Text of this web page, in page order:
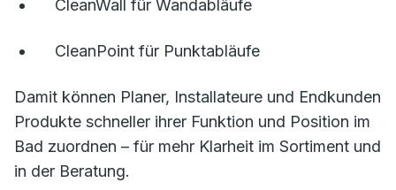
CleanWall für Wandabläufe
CleanPoint für Punktabläufe
Damit können Planer, Installateure und Endkunden
Produkte schneller ihrer Funktion und Position im
Bad zuordnen – für mehr Klarheit im Sortiment und
in der Beratung.